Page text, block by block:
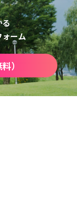
る
ーム
）